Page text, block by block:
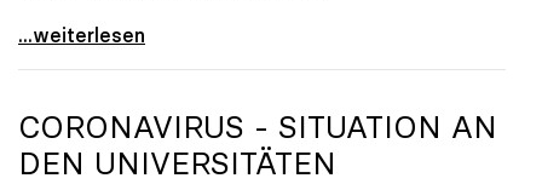
Seidler zu Coronavirus: „Universitäten als Bastion
...weiterlesen
CORONAVIRUS - SITUATION AN
DEN UNIVERSITÄTEN